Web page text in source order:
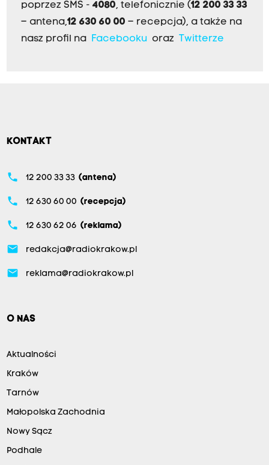
poprzez SMS - 4080, telefonicznie (12 200 33 33
– antena,12 630 60 00 – recepcja), a także na
nasz profil na
Facebookuoraz Twitterze
KONTAKT
phone 12 200 33 33 (antena)
phone 12 630 60 00 (recepcja)
phone 12 630 62 06 (reklama)
email redakcja@radiokrakow.pl
email reklama@radiokrakow.pl
O NAS
Aktualności
Kraków
Tarnów
Małopolska Zachodnia
Nowy Sącz
Podhale